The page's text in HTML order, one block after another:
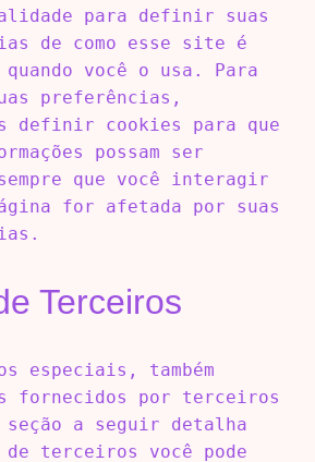
para definir suas
de como esse site é
quando você o usa. Para
preferências,
definir cookies para que
possam ser
sempre que você interagir
for afetada por suas
Terceiros
especiais, também
fornecidos por terceiros
a seguir detalha
terceiros você pode